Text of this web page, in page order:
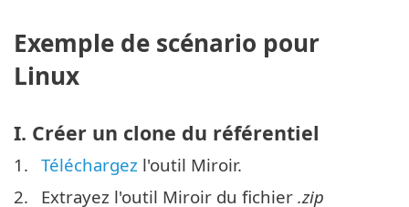
Exemple de scénario pour
Linux
I. Créer un clone du référentiel
1. Téléchargez l'outil Miroir.
2.
Extrayez l'outil Miroir du fichier .zip